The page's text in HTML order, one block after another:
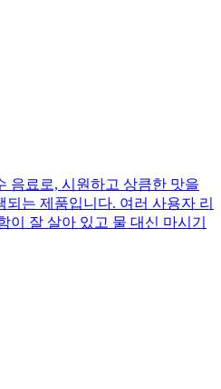
음료로, 시원하고 상큼한 맛을
는 제품입니다. 여러 사용자 리
이 잘 살아 있고 물 대신 마시기